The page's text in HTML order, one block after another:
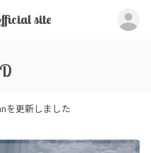
site
を更新しました